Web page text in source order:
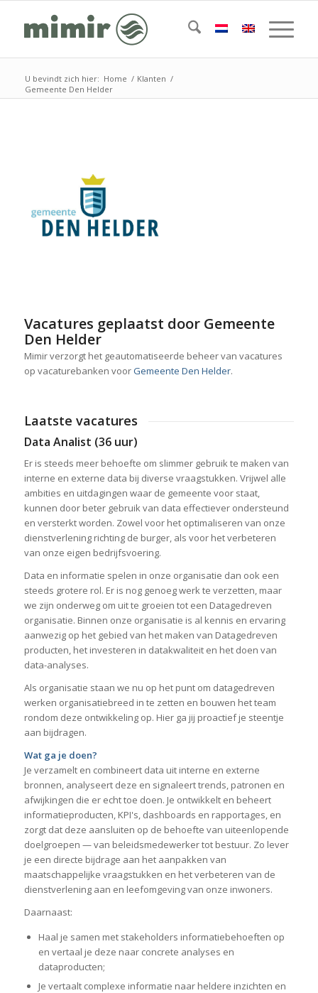
U bevindt zich hier: Home / Klanten /
Gemeente Den Helder
Vacatures geplaatst door Gemeente
Den Helder
Mimir verzorgt het geautomatiseerde beheer van vacatures
op vacaturebanken voorGemeente Den Helder.
Laatste vacatures
Data Analist (36 uur)
Er is steeds meer behoefte om slimmer gebruik te maken van
interne en externe data bij diverse vraagstukken. Vrijwel alle
ambities en uitdagingen waar de gemeente voor staat,
kunnen door beter gebruik van data effectiever ondersteund
en versterkt worden. Zowel voor het optimaliseren van onze
dienstverlening richting de burger, als voor het verbeteren
van onze eigen bedrijfsvoering.
Data en informatie spelen in onze organisatie dan ook een
steeds grotere rol. Er is nog genoeg werk te verzetten, maar
we zijn onderweg om uit te groeien tot een Datagedreven
organisatie. Binnen onze organisatie is al kennis en ervaring
aanwezig op het gebied van het maken van Datagedreven
producten, het investeren in datakwaliteit en het doen van
data-analyses.
Als organisatie staan we nu op het punt om datagedreven
werken organisatiebreed in te zetten en bouwen het team
rondom deze ontwikkeling op. Hier ga jij proactief je steentje
aan bijdragen.
Wat ga je doen?
Je verzamelt en combineert data uit interne en externe
bronnen, analyseert deze en signaleert trends, patronen en
afwijkingen die er echt toe doen. Je ontwikkelt en beheert
informatieproducten, KPI's, dashboards en rapportages, en
zorgt dat deze aansluiten op de behoefte van uiteenlopende
doelgroepen — van beleidsmedewerker tot bestuur. Zo lever
je een directe bijdrage aan het aanpakken van
maatschappelijke vraagstukken en het verbeteren van de
dienstverlening aan en leefomgeving van onze inwoners.
Daarnaast:
Haal je samen met stakeholders informatiebehoeften op
en vertaal je deze naar concrete analyses en
dataproducten;
Je vertaalt complexe informatie naar heldere inzichten en